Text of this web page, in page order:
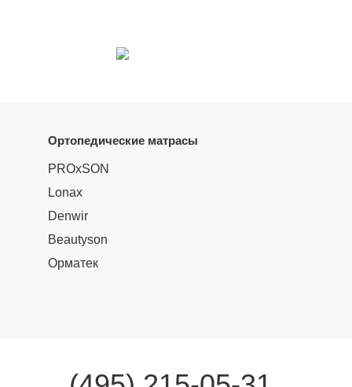
Ортопедические матрасы
PROxSON
Lonax
Denwir
Beautyson
Орматек